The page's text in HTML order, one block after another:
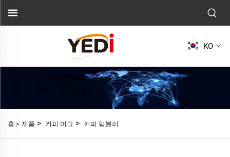
KO
홈 > 제품 > 커피 머그 > 커피 텀블러